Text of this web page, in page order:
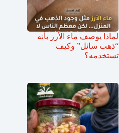
لماذا يوصف ماء الأرز بأنه
“ذهب سائل” وكيف
تستخدمه؟